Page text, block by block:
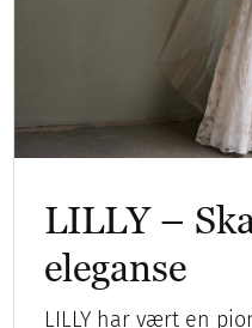
LILLY –
eleganse
LILLY har vært en